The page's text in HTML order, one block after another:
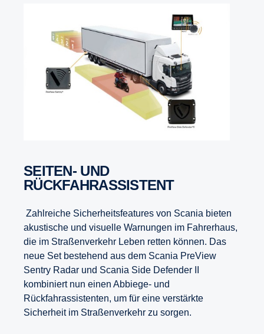
SEITEN- UND
RÜCKFAHRASSISTENT
Zahlreiche Sicherheitsfeatures von Scania bieten
akustische und visuelle Warnungen im Fahrerhaus,
die im Straßenverkehr Leben retten können. Das
neue Set bestehend aus dem Scania PreView
Sentry Radar und Scania Side Defender II
kombiniert nun einen Abbiege- und
Rückfahrassistenten, um für eine verstärkte
Sicherheit im Straßenverkehr zu sorgen.